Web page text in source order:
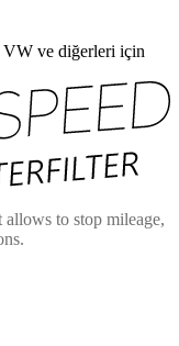
VW ve diğerleri için
to stop mileage,